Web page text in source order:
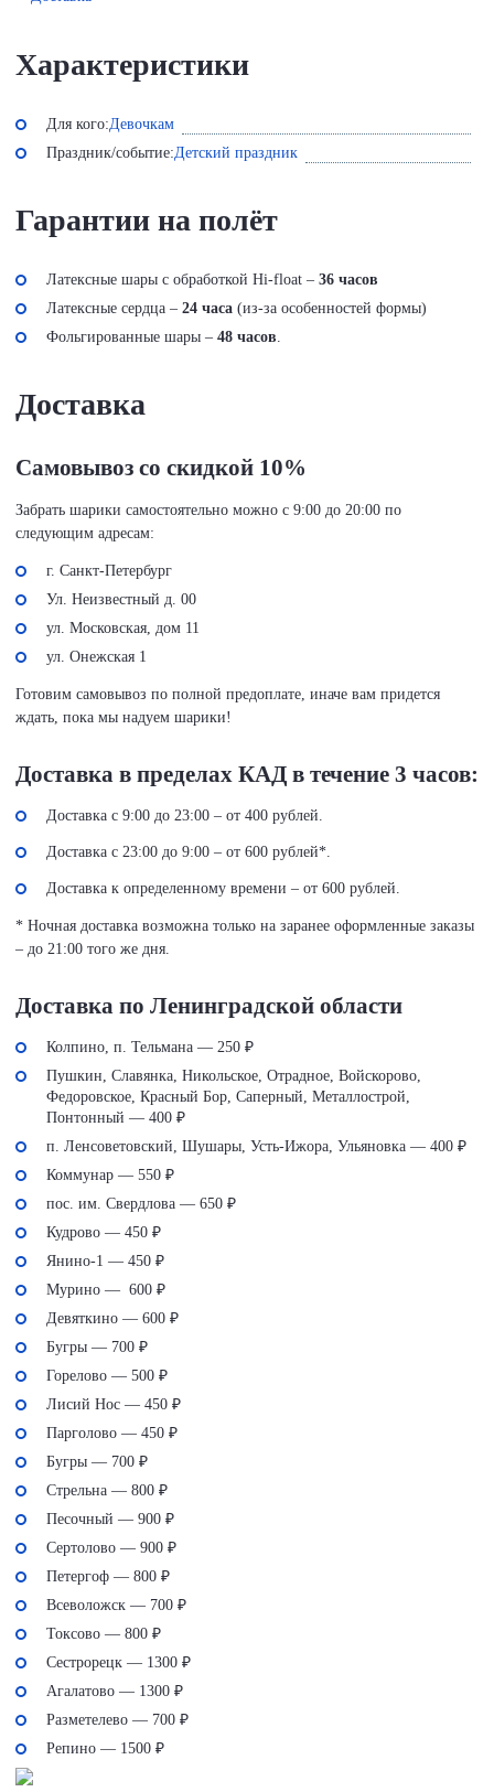
Характеристики
Для кого:Девочкам
Праздник/событие:Детский праздник
Гарантии на полёт
Латексные шары с обработкой Hi-float – 36 часов
Латексные сердца – 24 часа (из-за особенностей формы)
Фольгированные шары – 48 часов
Доставка
Самовывоз со скидкой 10%
Забрать шарики самостоятельно можно с 9:00 до 20:00 по
следующим адресам:
г. Санкт-Петербург
Ул. Неизвестный д. 00
ул. Московская, дом 11
ул. Онежская 1
Готовим самовывоз по полной предоплате, иначе вам придется
ждать, пока мы надуем шарики!
Доставка в пределах КАД в течение 3 часов:
Доставка с 9:00 до 23:00 – от 400 рублей.
Доставка с 23:00 до 9:00 – от 600 рублей*.
Доставка к определенному времени – от 600 рублей.
* Ночная доставка возможна только на заранее оформленные заказы
– до 21:00 того же дня.
Доставка по Ленинградской области
Колпино, п. Тельмана — 250 ₽
Пушкин, Славянка, Никольское, Отрадное, Войскорово,
Федоровское, Красный Бор, Саперный, Металлострой,
Понтонный — 400 ₽
п. Ленсоветовский, Шушары, Усть-Ижора, Ульяновка — 400 ₽
Коммунар — 550 ₽
пос. им. Свердлова — 650 ₽
Кудрово — 450 ₽
Янино-1 — 450 ₽
Мурино — 600 ₽
Девяткино — 600 ₽
Бугры — 700 ₽
Горелово — 500 ₽
Лисий Нос — 450 ₽
Парголово — 450 ₽
Бугры — 700 ₽
Стрельна — 800 ₽
Песочный — 900 ₽
Сертолово — 900 ₽
Петергоф — 800 ₽
Всеволожск — 700 ₽
Токсово — 800 ₽
Сестрорецк — 1300 ₽
Агалатово — 1300 ₽
Разметелево — 700 ₽
Репино — 1500 ₽